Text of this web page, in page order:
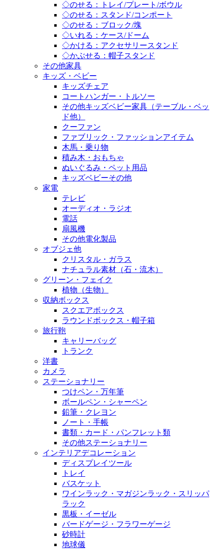
◇のせる：トレイ/プレート/ボウル
◇のせる：スタンド/コンポート
◇のせる：ブロック/塊
◇いれる：ケース/ドーム
◇かける：アクセサリースタンド
◇かぶせる：帽子スタンド
その他家具
キッズ・ベビー
キッズチェア
コートハンガー・トルソー
その他キッズベビー家具（テーブル・ベッ
ド他）
クーファン
ファブリック・ファッションアイテム
木馬・乗り物
積み木・おもちゃ
ぬいぐるみ・ペット用品
キッズベビーその他
家電
テレビ
オーディオ・ラジオ
電話
扇風機
その他電化製品
オブジェ他
クリスタル・ガラス
ナチュラル素材（石・流木）
グリーン・フェイク
植物（生物）
収納ボックス
スクエアボックス
ラウンドボックス・帽子箱
旅行鞄
キャリーバッグ
トランク
洋書
カメラ
ステーショナリー
つけペン・万年筆
ボールペン・シャーペン
鉛筆・クレヨン
ノート・手帳
書類・カード・パンフレット類
その他ステーショナリー
インテリアデコレーション
ディスプレイツール
トレイ
バスケット
ワインラック・マガジンラック・スリッパ
ラック
黒板・イーゼル
バードゲージ・フラワーゲージ
砂時計
地球儀